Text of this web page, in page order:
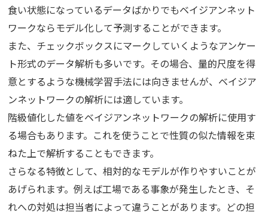
食い状態になっているデータばかりでもベイジアンネット
ワークならモデル化して予測することができます。
また、チェックボックスにマークしていくようなアンケー
ト形式のデータ解析も多いです。その場合、量的尺度を得
意とするような機械学習手法には向きませんが、ベイジア
ンネットワークの解析には適しています。
階級値化した値をベイジアンネットワークの解析に使用す
る場合もあります。これを使うことで性質の似た情報を束
ねた上で解析することもできます。
さらなる特徴として、相対的なモデルが作りやすいことが
あげられます。例えば工場である事象が発生したとき、そ
れへの対処は担当者によって違うことがあります。どの担